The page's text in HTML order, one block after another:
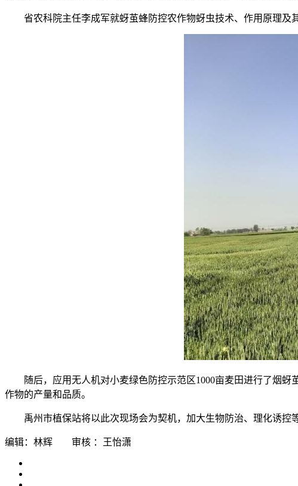
省农科院主任李成军就蚜茧蜂防控农作物蚜虫技术、作用原理及
随后，应用无人机对小麦绿色防控示范区1000亩麦田进行了烟
作物的产量和品质。
禹州市植保站将以此次现场会为契机，加大生物防治、理化诱控
编辑：林辉 审核 ：王怡潇